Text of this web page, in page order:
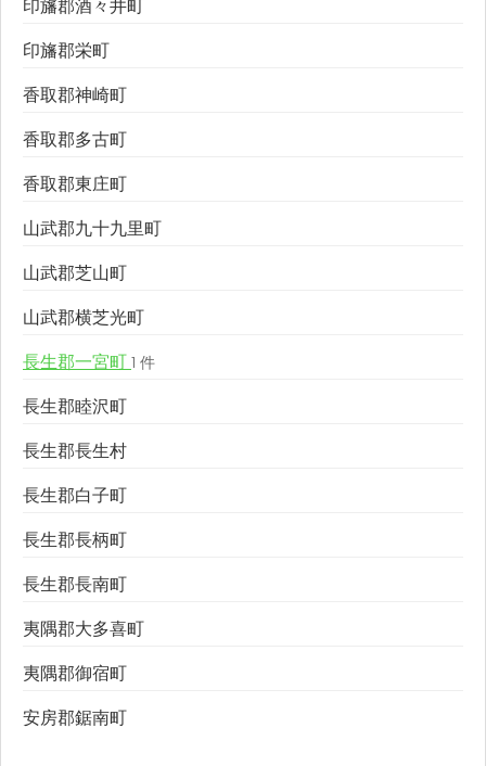
印旛郡酒々井町
印旛郡栄町
香取郡神崎町
香取郡多古町
香取郡東庄町
山武郡九十九里町
山武郡芝山町
山武郡横芝光町
長生郡一宮町 1 件
長生郡睦沢町
長生郡長生村
長生郡白子町
長生郡長柄町
長生郡長南町
夷隅郡大多喜町
夷隅郡御宿町
安房郡鋸南町